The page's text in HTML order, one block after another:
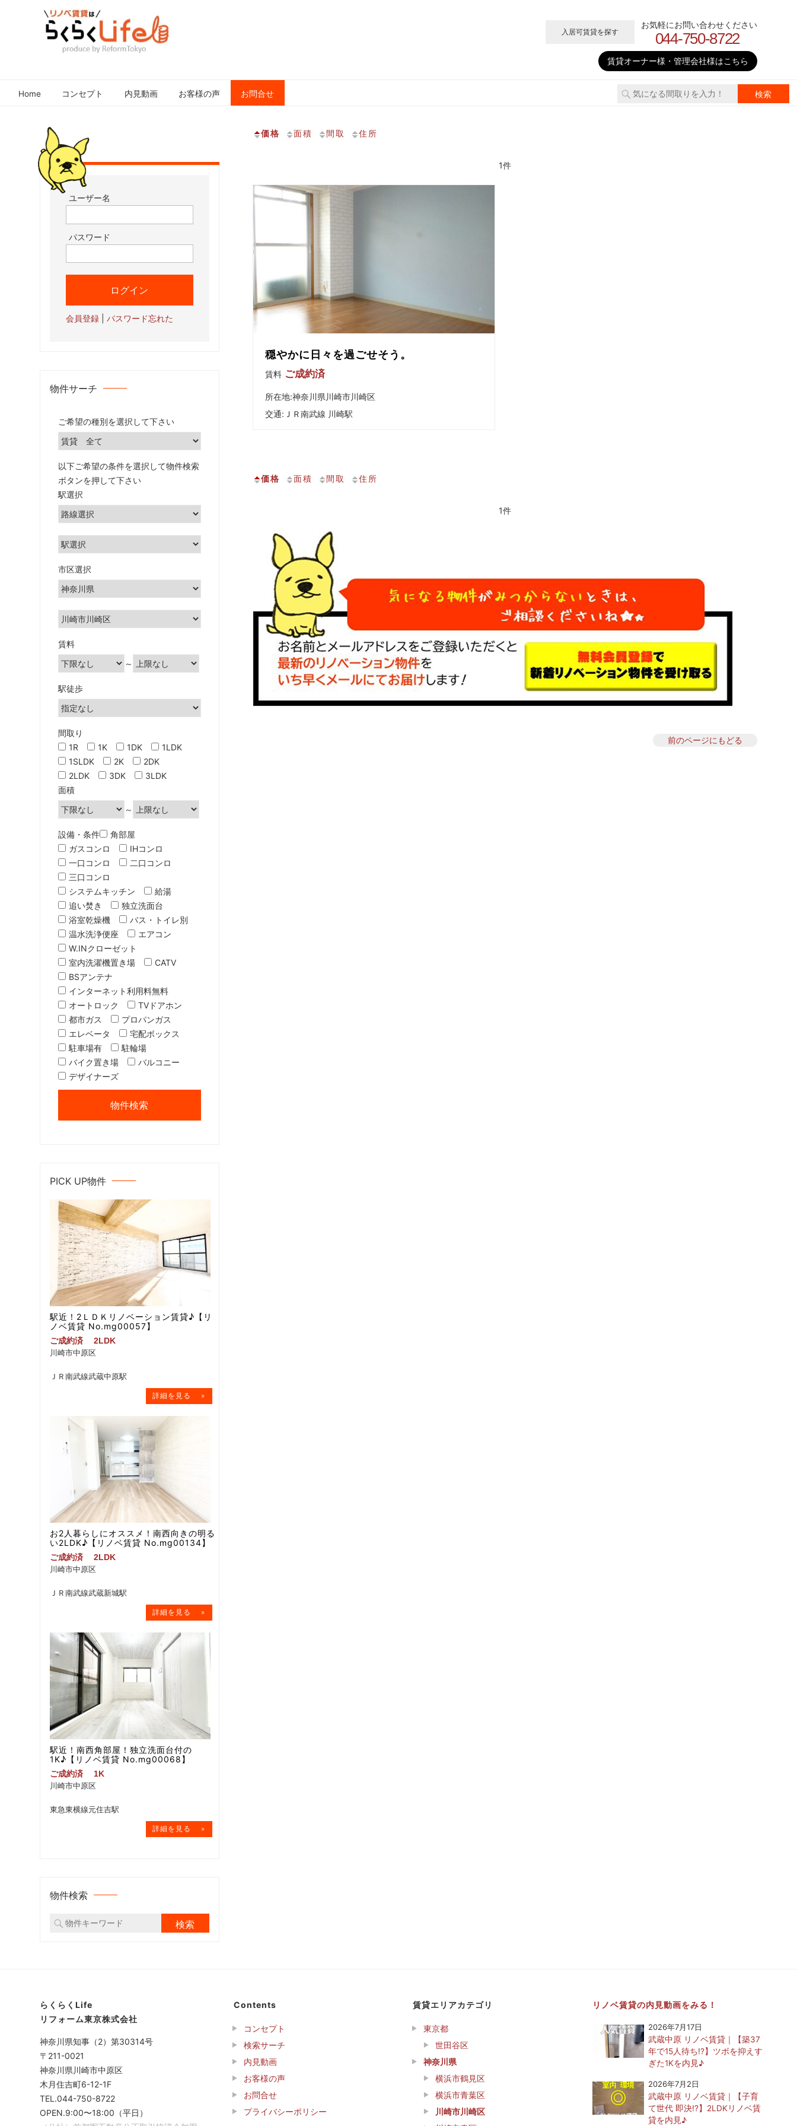
ベ
貸
は
ら
く
の
リ
ノ
ベ
入居可賃貸を探す
お気軽にお問い合わせください
044-750-8722
賃貸オーナー様・管理会社様はこちら
Home コンセプト 内見動画 お客様の声 お問合せ
価格 面積 間取 住所
1件
穏やかに日々を過ごせそう。
賃料ご成約済
所在地:神奈川県川崎市川崎区
交通: ＪＲ南武線 川崎駅
価格 面積 間取 住所
1件
前のページにもどる
ユーザー名
パスワード
会員登録 |パスワード忘れた
物件サーチ
ご希望の種別を選択して下さい
以下ご希望の条件を選択して物件検索
ボタンを押して下さい
駅選択
市区選択
賃料
～
駅徒歩
間取り
1R
1K 1DK
1LDK
1SLDK
2K
2DK
2LDK
3DK
3LDK
面積
～
設備・条件
角部屋
ガスコンロ
IHコンロ
一口コンロ
二口コンロ
三口コンロ
システムキッチン
給湯
追い焚き
独立洗面台
浴室乾燥機
バス・トイレ別
温水洗浄便座
エアコン
W.INクローゼット
室内洗濯機置き場
CATV
BSアンテナ
インターネット利用料無料
オートロック
TVドアホン
都市ガス
プロパンガス
エレベータ
宅配ボックス
駐車場有
駐輪場
バイク置き場
バルコニー
デザイナーズ
PICK UP物件
駅近！2ＬＤＫリノベーション賃貸♪【リ
ノベ賃貸 No.mg00057】
ご成約済
2LDK
川崎市中原区
ＪＲ南武線武蔵中原駅
お2人暮らしにオススメ！南西向きの明る
い2LDK♪【リノベ賃貸 No.mg00134】
ご成約済
2LDK
川崎市中原区
ＪＲ南武線武蔵新城駅
駅近！南西角部屋！独立洗面台付の
1K♪【リノベ賃貸 No.mg00068】
ご成約済
1K
川崎市中原区
東急東横線元住吉駅
物件検索
らくらくLife
リフォーム東京株式会社
神奈川県知事（2）第30314号
〒211-0021
神奈川県川崎市中原区
木月住吉町6-12-1F
TEL.044-750-8722
OPEN.9:00〜18:00（平日）
Contents
コンセプト
検索サーチ
内見動画
お客様の声
お問合せ
プライバシーポリシー
賃貸エリアカテゴリ
東京都
世田谷区
神奈川県
横浜市鶴見区
横浜市青葉区
川崎市川崎区
リノベ賃貸の内見動画をみる！
2026年7月17日
武蔵中原 リノベ賃貸｜【築37
年で15人待ち!?】ツボを抑えす
ぎた1Kを内見♪
2026年7月2日
武蔵中原 リノベ賃貸｜【子育
て世代 即決!?】2LDKリノベ賃
貸を内見♪